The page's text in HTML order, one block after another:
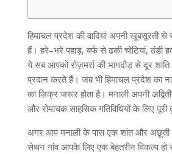
हिमाचल प्रदेश की वादियां अपनी खूबसूरती से
हैं। हरे–भरे पहाड़, बर्फ से ढकी चोटियां, ठंडी
ये सब आपको रोज़मर्रा की भागदौड़ से दूर
प्रदान करते हैं। जब भी हिमाचल प्रदेश का
का ज़िक्र जरूर होता है। मनाली अपनी
और रोमांचक साहसिक गतिविधियों के लिए पूरी
अगर आप मनाली के पास एक शांत और अछूती
सेथन गांव आपके लिए एक बेहतरीन विकल्प हो